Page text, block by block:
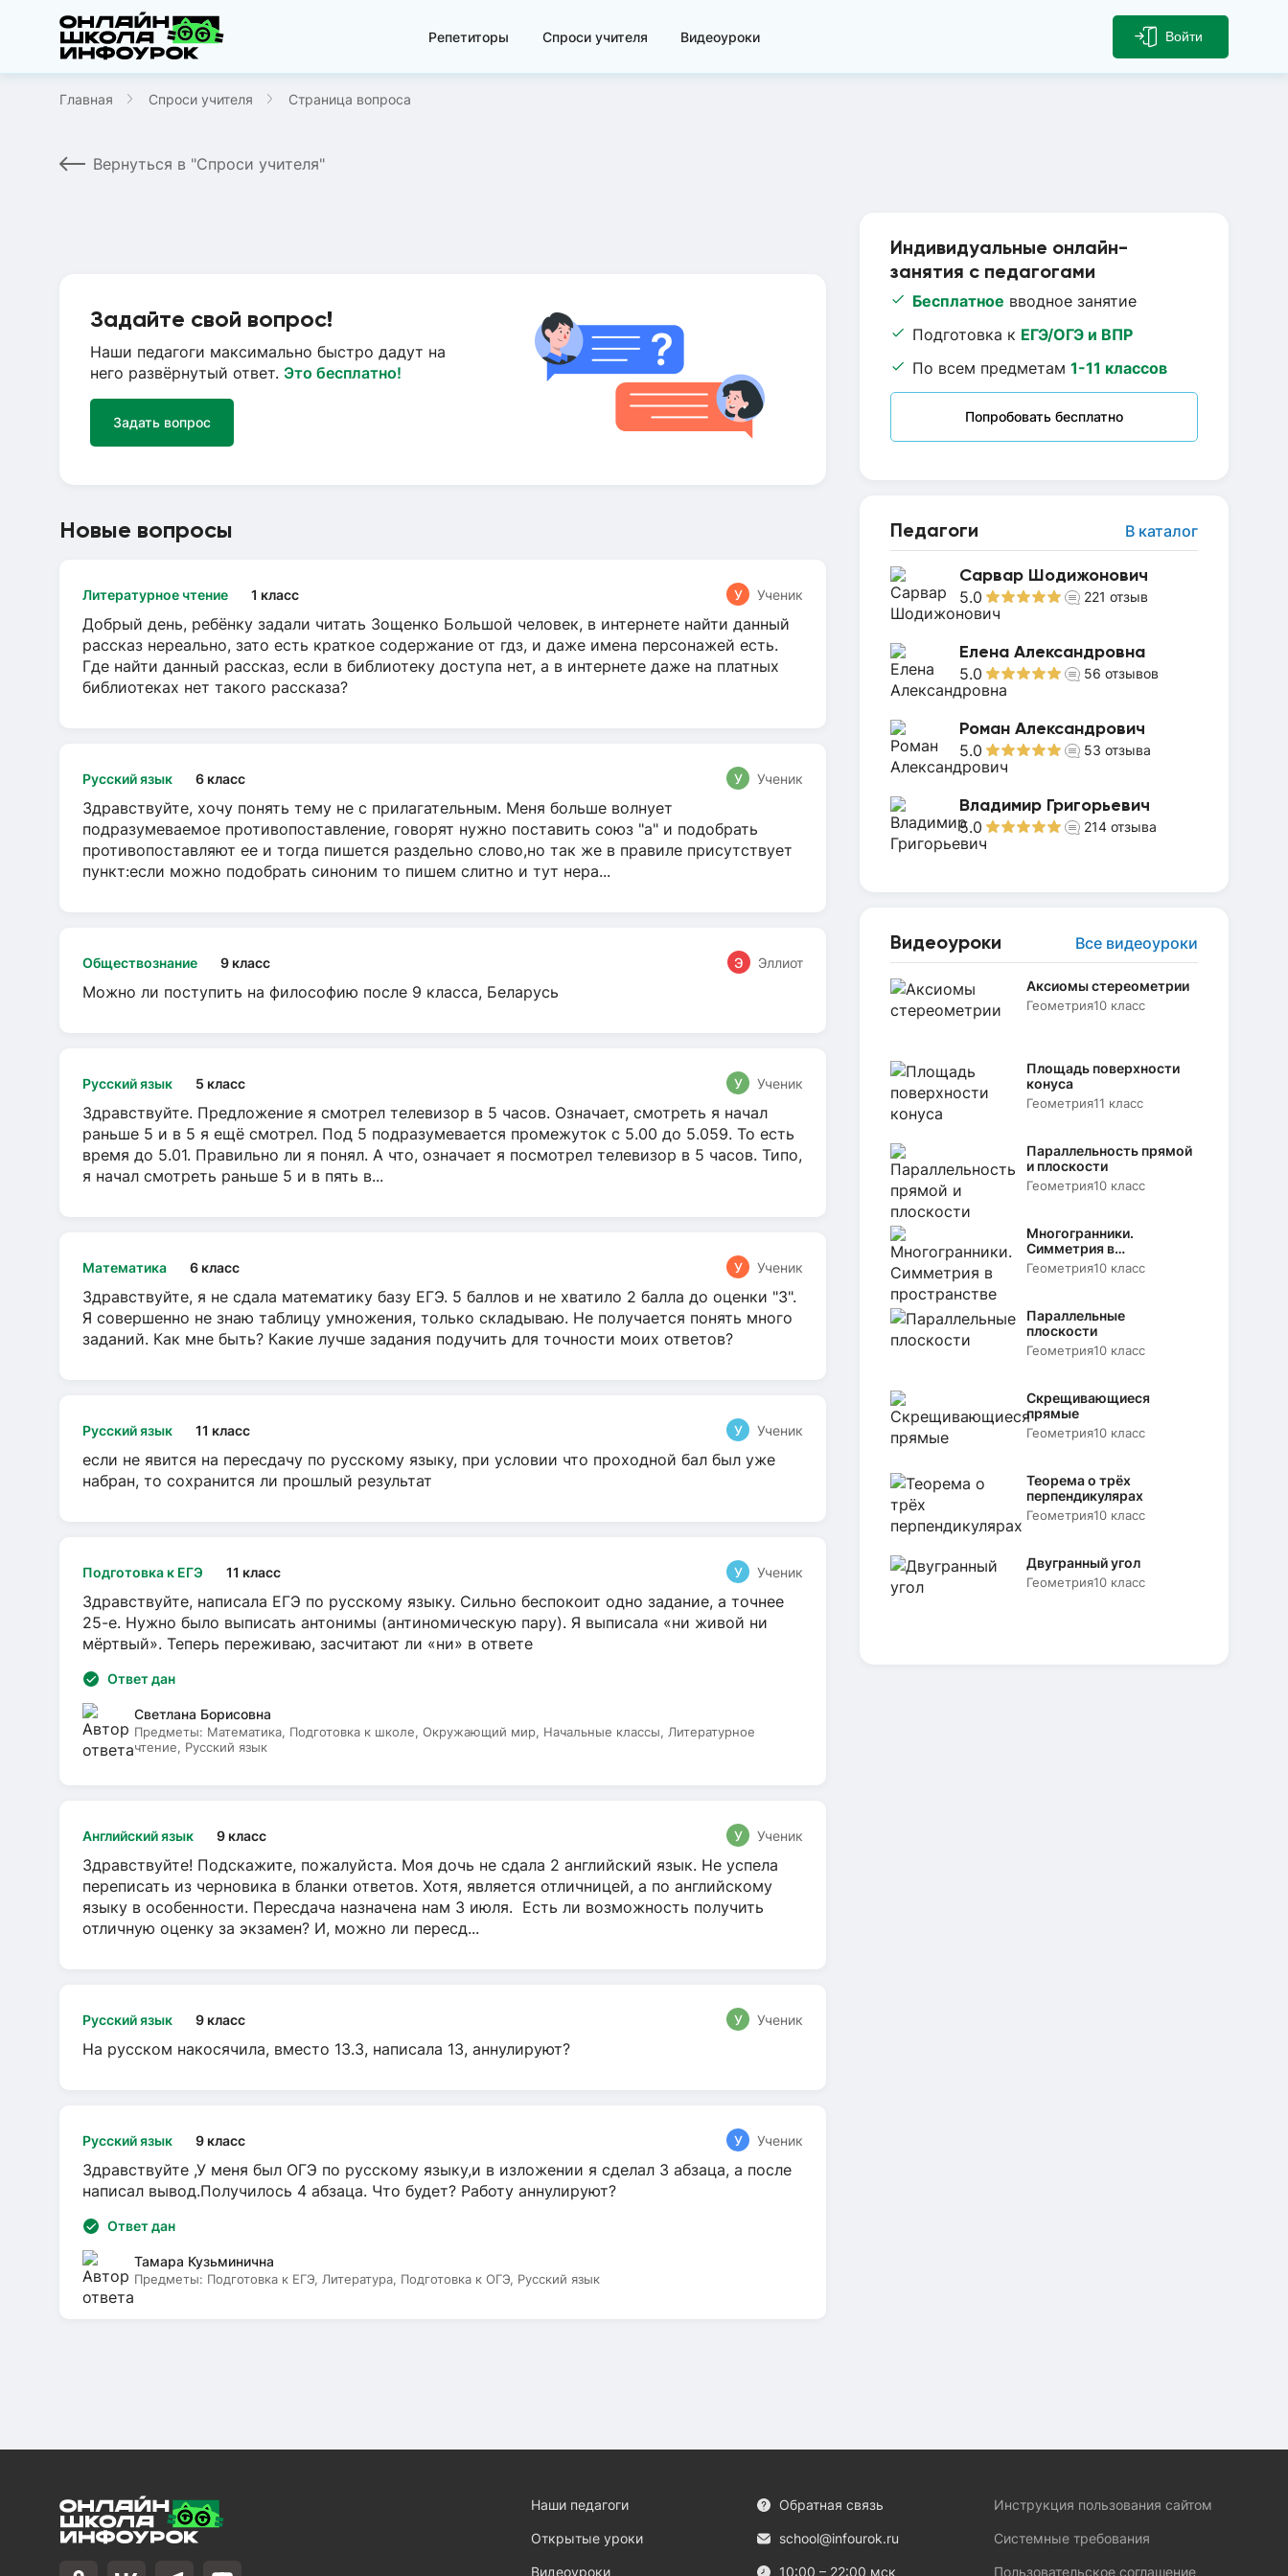
Репетиторы Спроси учителя Видеоуроки Войти
Главная Спроси учителя Страница вопроса
Вернуться в "Спроси учителя"
Индивидуальные онлайн-
занятия с педагогами
Бесплатное вводное занятие
Подготовка к ЕГЭ/ОГЭ и ВПР
По всем предметам 1-11 классов
Попробовать бесплатно
Педагоги В каталог
Сарвар Шодижонович
5.0 221 отзыв
Елена Александровна
5.0 56 отзывов
Роман Александрович
5.0 53 отзыва
Владимир Григорьевич
5.0 214 отзыва
Видеоуроки Все видеоуроки
Аксиомы стереометрии
Геометрия10 класс
Площадь поверхности
конуса
Геометрия11 класс
Параллельность прямой
и плоскости
Геометрия10 класс
Многогранники.
Симметрия в
пространстве
Геометрия10 класс
Параллельные
плоскости
Геометрия10 класс
Скрещивающиеся
прямые
Геометрия10 класс
Теорема о трёх
перпендикулярах
Геометрия10 класс
Двугранный угол
Геометрия10 класс
Задайте свой вопрос!
Наши педагоги максимально быстро дадут на
него развёрнутый ответ. Это бесплатно!
Задать вопрос
Новые вопросы
Литературное чтение 1 класс У Ученик
Добрый день, ребёнку задали читать Зощенко Большой человек, в интернете найти данный
рассказ нереально, зато есть краткое содержание от гдз, и даже имена персонажей есть.
Где найти данный рассказ, если в библиотеку доступа нет, а в интернете даже на платных
библиотеках нет такого рассказа?
Русский язык 6 класс У Ученик
Здравствуйте, хочу понять тему не с прилагательным. Меня больше волнует
подразумеваемое противопоставление, говорят нужно поставить союз "а" и подобрать
противопоставляют ее и тогда пишется раздельно слово,но так же в правиле присутствует
пункт:если можно подобрать синоним то пишем слитно и тут нера...
Обществознание 9 класс Э Эллиот
Можно ли поступить на философию после 9 класса, Беларусь
Русский язык 5 класс У Ученик
Здравствуйте. Предложение я смотрел телевизор в 5 часов. Означает, смотреть я начал
раньше 5 и в 5 я ещё смотрел. Под 5 подразумевается промежуток с 5.00 до 5.059. То есть
время до 5.01. Правильно ли я понял. А что, означает я посмотрел телевизор в 5 часов. Типо,
я начал смотреть раньше 5 и в пять в...
Математика 6 класс У Ученик
Здравствуйте, я не сдала математику базу ЕГЭ. 5 баллов и не хватило 2 балла до оценки "3".
Я совершенно не знаю таблицу умножения, только складываю. Не получается понять много
заданий. Как мне быть? Какие лучше задания подучить для точности моих ответов?
Русский язык 11 класс У Ученик
если не явится на пересдачу по русскому языку, при условии что проходной бал был уже
набран, то сохранится ли прошлый результат
Подготовка к ЕГЭ 11 класс У Ученик
Здравствуйте, написала ЕГЭ по русскому языку. Сильно беспокоит одно задание, а точнее
25-е. Нужно было выписать антонимы (антиномическую пару). Я выписала «ни живой ни
мёртвый». Теперь переживаю, засчитают ли «ни» в ответе
Ответ дан
Светлана Борисовна
Предметы: Математика, Подготовка к школе, Окружающий мир, Начальные классы, Литературное
чтение, Русский язык
Английский язык 9 класс У Ученик
Здравствуйте! Подскажите, пожалуйста. Моя дочь не сдала 2 английский язык. Не успела
переписать из черновика в бланки ответов. Хотя, является отличницей, а по английскому
языку в особенности. Пересдача назначена нам 3 июля. Есть ли возможность получить
отличную оценку за экзамен? И, можно ли пересд...
Русский язык 9 класс У Ученик
На русском накосячила, вместо 13.3, написала 13, аннулируют?
Русский язык 9 класс У Ученик
Здравствуйте ,У меня был ОГЭ по русскому языку,и в изложении я сделал 3 абзаца, а после
написал вывод.Получилось 4 абзаца. Что будет? Работу аннулируют?
Ответ дан
Тамара Кузьминична
Предметы: Подготовка к ЕГЭ, Литература, Подготовка к ОГЭ, Русский язык
Наши педагоги
Открытые уроки
Видеоуроки
Обратная связь
school@infourok.ru
10:00 – 22:00 мск
Инструкция пользования сайтом
Системные требования
Пользовательское соглашение